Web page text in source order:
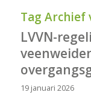
Tag Archief
LVVN-
19 januari 2026